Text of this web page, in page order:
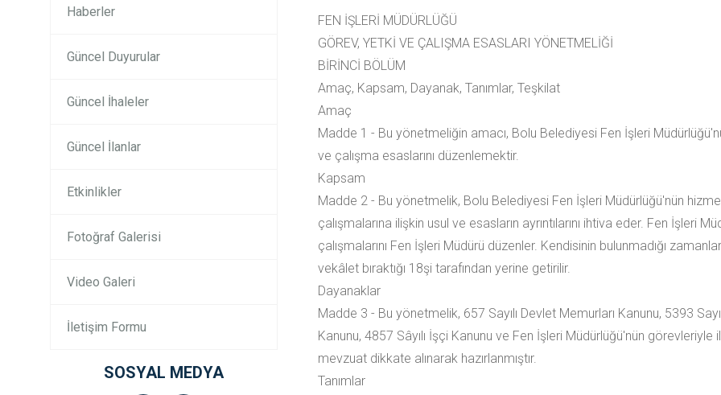
Haberler
Güncel Duyurular
Güncel İhaleler
Güncel İlanlar
Etkinlikler
Fotoğraf Galerisi
Video Galeri
İletişim Formu
SOSYAL MEDYA
FEN İŞLERİ MÜDÜRLÜĞÜ
GÖREV, YETKİ VE ÇALIŞMA ESASLARI YÖNETMELİĞİ
BİRİNCİ BÖLÜM
Amaç, Kapsam, Dayanak, Tanımlar, Teşkilat
Amaç
Madde 1 - Bu yönetmeliğin amacı, Bolu Belediyesi Fen İşleri
ve çalışma esaslarını düzenlemektir.
Kapsam
Madde 2 - Bu yönetmelik, Bolu Belediyesi Fen İşleri Müdürlüğü'nün
çalışmalarına ilişkin usul ve esasların ayrıntılarını ihtiva eder. Fen İşleri
çalışmalarını Fen İşleri Müdürü düzenler. Kendisinin bulunmadığı
vekâlet bıraktığı 18şi tarafından yerine getirilir.
Dayanaklar
Madde 3 - Bu yönetmelik, 657 Sayılı Devlet Memurları Kanunu, 5393
Kanunu, 4857 Sâyılı İşçi Kanunu ve Fen İşleri Müdürlüğü'nün görevleriyle
mevzuat dikkate alınarak hazırlanmıştır.
Tanımlar